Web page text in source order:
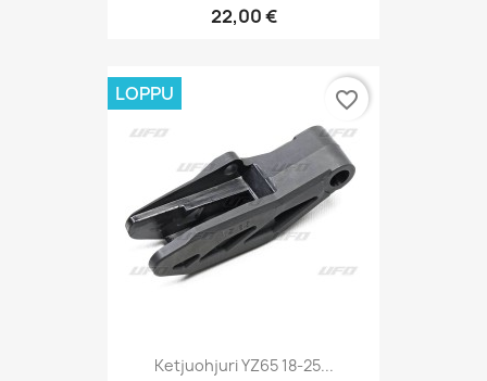
22,00 €
Ketjuohjuri YZ65 18-25...
LOPPU favorite_border